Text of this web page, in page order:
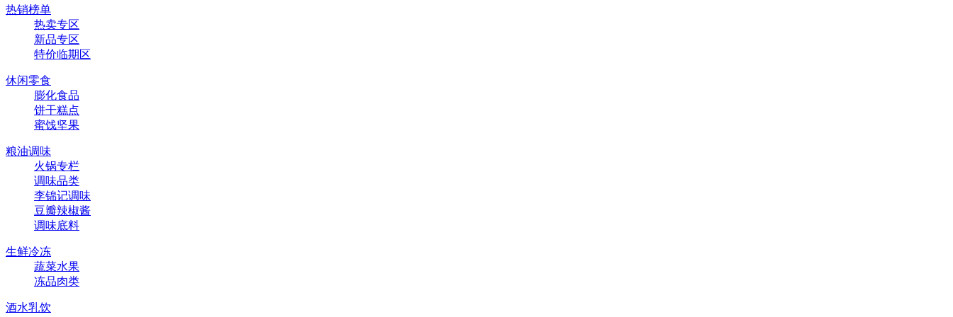
热销榜单
热卖专区
新品专区
特价临期区
休闲零食
膨化食品
饼干糕点
蜜饯坚果
粮油调味
火锅专栏
调味品类
李锦记调味
豆瓣辣椒酱
调味底料
生鲜冷冻
蔬菜水果
冻品肉类
酒水乳饮